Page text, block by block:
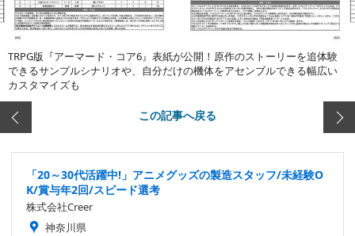
TRPG版『アーマード・コア6』表紙が公開！原作のストーリーを追体験
できるサンプルシナリオや、自分だけの機体をアセンブルできる幅広い
カスタマイズも
この記事へ戻る
「20～30代活躍中!」アニメグッズの製造スタッフ/未経験O
K/賞与年2回/スピード選考
株式会社Creer
神奈川県